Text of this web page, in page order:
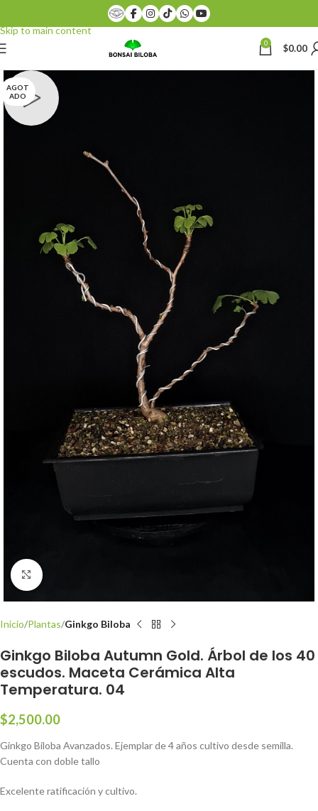
Skip to main content
0 $0.00
AGOT
ADO
Clic para ampliar
Inicio Plantas Ginkgo Biloba
Ginkgo Biloba Autumn Gold. Árbol de los 40
escudos. Maceta Cerámica Alta
Temperatura. 04
$2,500.00
Ginkgo Biloba Avanzados. Ejemplar de 4 años cultivo desde semilla.
Cuenta con doble tallo
Excelente ratificación y cultivo.